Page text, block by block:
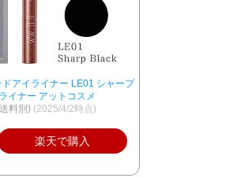
アイライナー LE01 シャープ
イナー アットコスメ
料別) (2025/4/2時点)
楽天で購入